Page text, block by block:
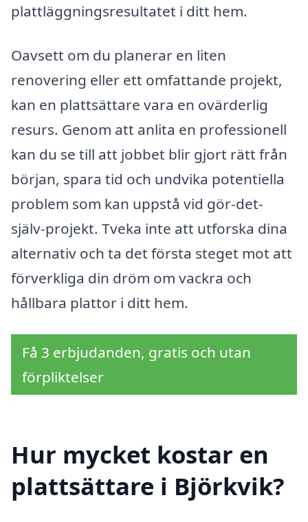
plattläggningsresultatet i ditt hem.
Oavsett om du planerar en liten
renovering eller ett omfattande projekt,
kan en plattsättare vara en ovärderlig
resurs. Genom att anlita en professionell
kan du se till att jobbet blir gjort rätt från
början, spara tid och undvika potentiella
problem som kan uppstå vid gör-det-
själv-projekt. Tveka inte att utforska dina
alternativ och ta det första steget mot att
förverkliga din dröm om vackra och
hållbara plattor i ditt hem.
Få 3 erbjudanden, gratis och utan
förpliktelser
Hur mycket kostar en
plattsättare i Björkvik?